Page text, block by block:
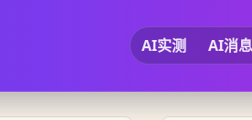
AI实测 AI消息